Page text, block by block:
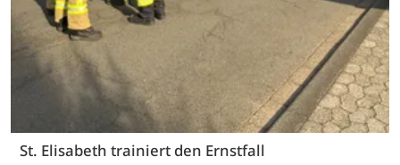
St. Elisabeth trainiert den Ernstfall